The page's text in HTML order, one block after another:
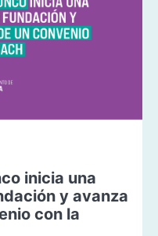
inicia una
y avanza
con la